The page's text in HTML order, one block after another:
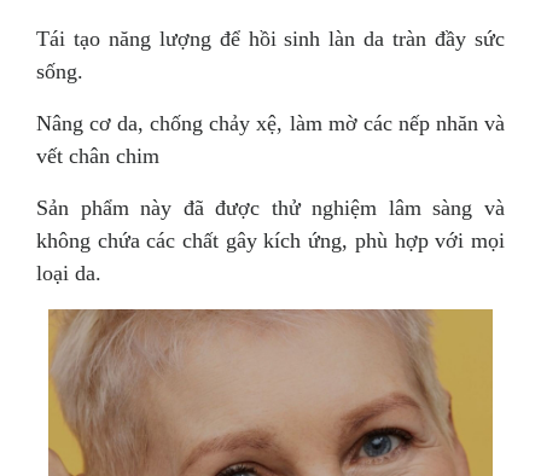
Tái tạo năng lượng để hồi sinh làn da tràn đầy sức
sống.
Nâng cơ da, chống chảy xệ, làm mờ các nếp nhăn và
vết chân chim
Sản phẩm này đã được thử nghiệm lâm sàng và
không chứa các chất gây kích ứng, phù hợp với mọi
loại da.